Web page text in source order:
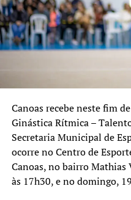
Centro de Esporte e Lazer
Abril, 241, bairro
Praça da Juventude
Morsch, 844, bairro
Parque Esportivo Eduardo
Schell, 3600, bairro
Canoas recebe neste fim
Ginástica Rítmica –
Secretaria Municipal de
ocorre no Centro de
Canoas, no bairro Mathias
às 17h30, e no domingo,